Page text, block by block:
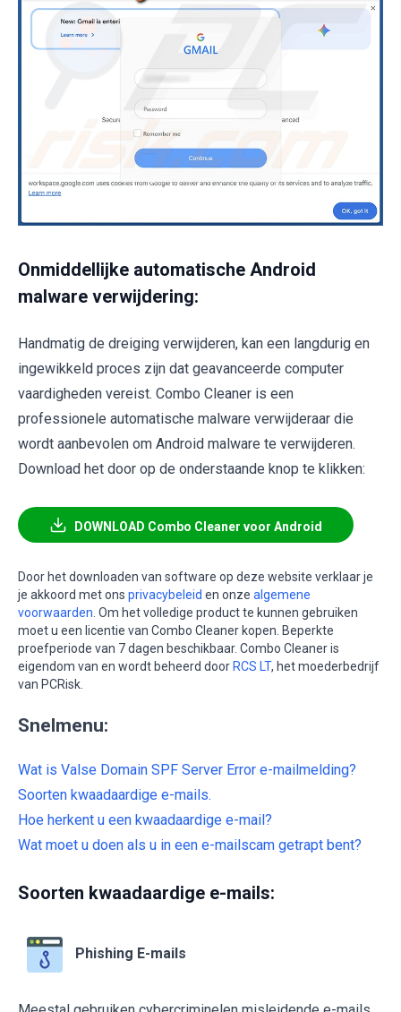
Onmiddellijke automatische Android
malware verwijdering:
Handmatig de dreiging verwijderen, kan een langdurig en
ingewikkeld proces zijn dat geavanceerde computer
vaardigheden vereist. Combo Cleaner is een
professionele automatische malware verwijderaar die
wordt aanbevolen om Android malware te verwijderen.
Download het door op de onderstaande knop te klikken:
DOWNLOAD Combo Cleaner voor Android
Door het downloaden van software op deze website verklaar je
je akkoord met ons privacybeleid en onze algemene
voorwaarden . Om het volledige product te kunnen gebruiken
moet u een licentie van Combo Cleaner kopen. Beperkte
proefperiode van 7 dagen beschikbaar. Combo Cleaner is
eigendom van en wordt beheerd door RCS LT, het moederbedrijf
van PCRisk.
Snelmenu:
Wat is Valse Domain SPF Server Error e-mailmelding?
Soorten kwaadaardige e-mails.
Hoe herkent u een kwaadaardige e-mail?
Wat moet u doen als u in een e-mailscam getrapt bent?
Soorten kwaadaardige e-mails:
Phishing E-mails